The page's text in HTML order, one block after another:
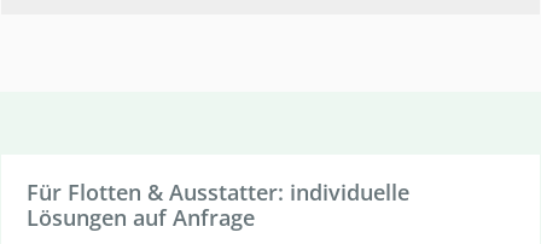
Für Flotten & Ausstatter: individuelle
Lösungen auf Anfrage